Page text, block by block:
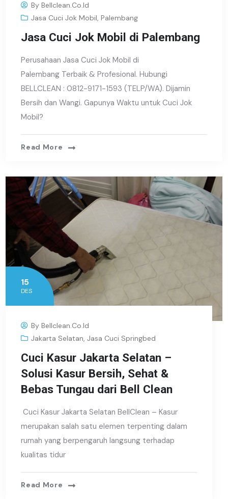
ByBellclean.co.id
Jasa Cuci Jok Mobil,Palembang
Jasa Cuci Jok Mobil di Palembang
Perusahaan Jasa Cuci Jok Mobil di
Palembang Terbaik & Profesional. Hubungi
BELLCLEAN : 0812-9171-1593 (TELP/WA). Dijamin
Bersih dan Wangi. Gapunya Waktu untuk Cuci Jok
Mobil?
Read More
15
DES
ByBellclean.co.id
Jakarta Selatan,Jasa Cuci Springbed
Cuci Kasur Jakarta Selatan –
Solusi Kasur Bersih, Sehat &
Bebas Tungau dari Bell Clean
Cuci Kasur Jakarta Selatan BellClean – Kasur
merupakan salah satu elemen terpenting dalam
rumah yang berpengaruh langsung terhadap
kualitas tidur
Read More